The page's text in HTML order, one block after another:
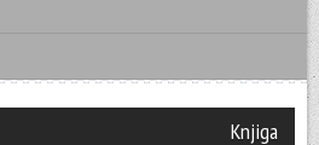
Knjiga